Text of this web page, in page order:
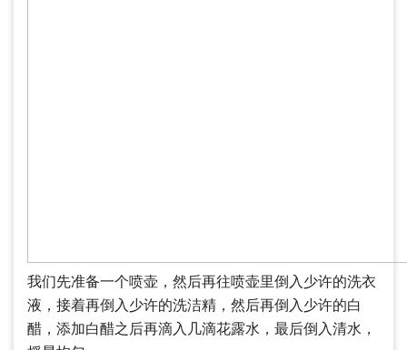
我们先准备一个喷壶，然后再往喷壶里倒入少许的洗衣
液，接着再倒入少许的洗洁精，然后再倒入少许的白
醋，添加白醋之后再滴入几滴花露水，最后倒入清水，